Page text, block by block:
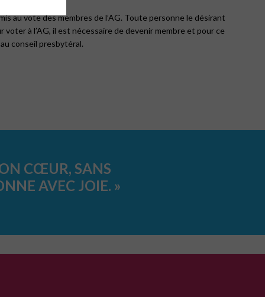
au vote des membres de l’AG. Toute personne le désirant
voter à l’AG, il est nécessaire de devenir membre et pour ce
conseil presbytéral.
CŒUR, SANS
AVEC JOIE. »